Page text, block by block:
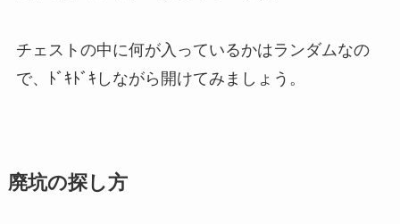
チェストの中に何が入っているかはランダムなの
で、ﾄﾞｷﾄﾞｷしながら開けてみましょう。
廃坑の探し方